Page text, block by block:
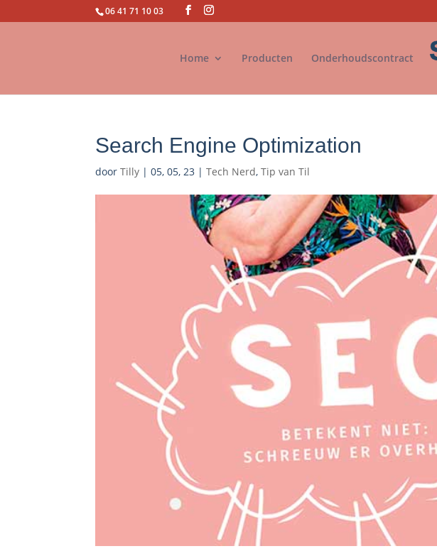
06 41 71 10 03
Home Producten Onderhoudscontract
Search Engine Optimization
doorTilly |05, 05, 23 |Tech Nerd,Tip van Til